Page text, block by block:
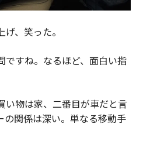
、笑った。
ですね。なるほど、面白い指
い物は家、二番目が車だと言
の関係は深い。単なる移動手